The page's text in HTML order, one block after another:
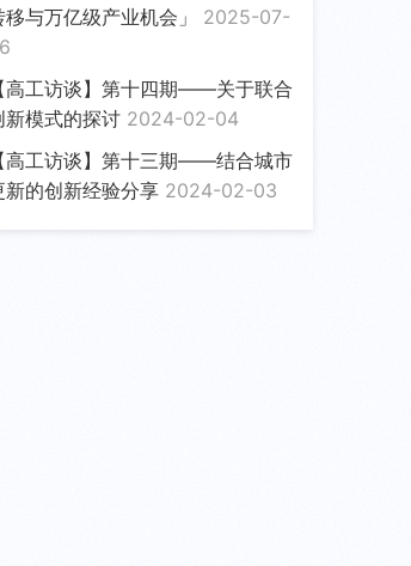
移与万亿级产业机会」 2025-07-
【高工访谈】第十四期——关于联合
新模式的探讨 2024-02-04
【高工访谈】第十三期——结合城市
新的创新经验分享 2024-02-03